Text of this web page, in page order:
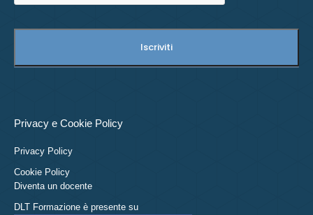
Privacy e Cookie Policy
Privacy Policy
Cookie Policy
Diventa un docente
DLT Formazione è presente su